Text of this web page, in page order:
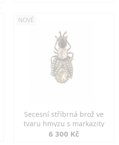
NOVÉ
Secesní stříbrná brož ve
tvaru hmyzu s markazity
6 300 Kč